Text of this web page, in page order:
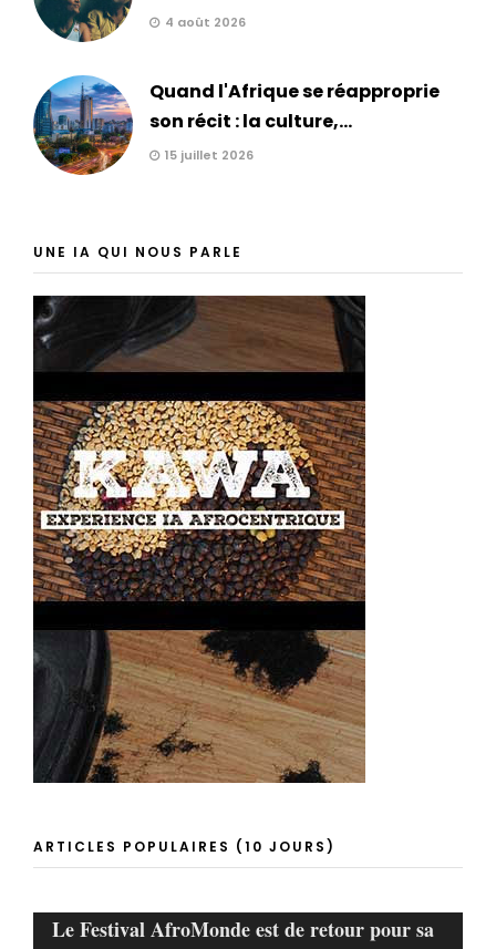
4 août 2026
Quand l'Afrique se réapproprie
son récit : la culture,...
15 juillet 2026
UNE IA QUI NOUS PARLE
ARTICLES POPULAIRES (10 JOURS)
Le Festival AfroMonde est de retour pour sa